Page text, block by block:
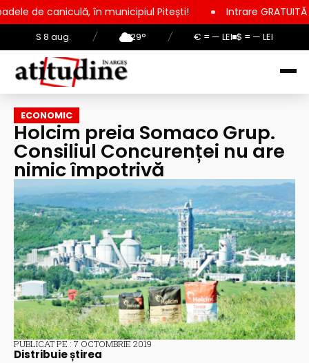
S 8 aug. / 29° / € = — LEI $ = — LEI
în municipiul Pitești! Intrare GRATUITĂ pentru copii,
ECONOMIC
Holcim preia Somaco Grup.
Consiliul Concurenței nu are
nimic împotrivă
PUBLICAT PE : 7 OCTOMBRIE 2019
Distribuie știrea